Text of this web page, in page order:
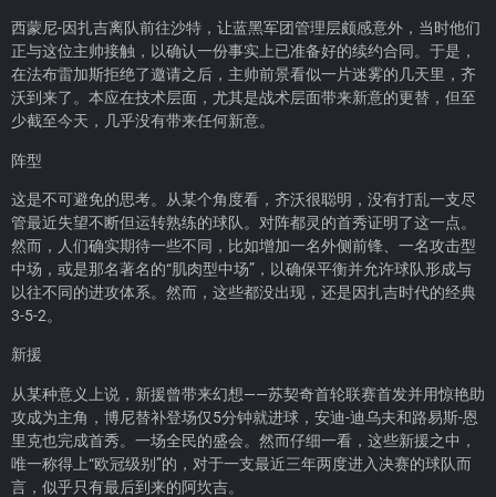
西蒙尼-因扎吉离队前往沙特，让蓝黑军团管理层颇感意外，当时他们
正与这位主帅接触，以确认一份事实上已准备好的续约合同。于是，
在法布雷加斯拒绝了邀请之后，主帅前景看似一片迷雾的几天里，齐
沃到来了。本应在技术层面，尤其是战术层面带来新意的更替，但至
少截至今天，几乎没有带来任何新意。
阵型
这是不可避免的思考。从某个角度看，齐沃很聪明，没有打乱一支尽
管最近失望不断但运转熟练的球队。对阵都灵的首秀证明了这一点。
然而，人们确实期待一些不同，比如增加一名外侧前锋、一名攻击型
中场，或是那名著名的“肌肉型中场”，以确保平衡并允许球队形成与
以往不同的进攻体系。然而，这些都没出现，还是因扎吉时代的经典
3-5-2。
新援
从某种意义上说，新援曾带来幻想——苏契奇首轮联赛首发并用惊艳助
攻成为主角，博尼替补登场仅5分钟就进球，安迪-迪乌夫和路易斯-恩
里克也完成首秀。一场全民的盛会。然而仔细一看，这些新援之中，
唯一称得上“欧冠级别”的，对于一支最近三年两度进入决赛的球队而
言，似乎只有最后到来的阿坎吉。